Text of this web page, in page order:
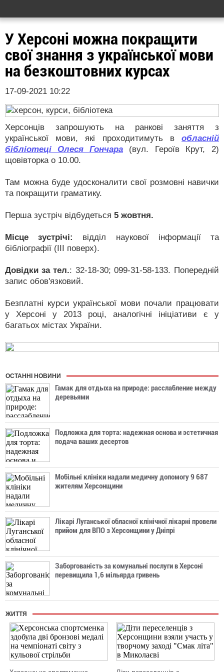
У Херсоні можна покращити
свої знання з української мови
на безкоштовних курсах
17-09-2021 10:22
Херсонців запрошують на ранкові заняття з
української мови, які проходитимуть в обласній
бібліотеці Олеся Гончара
(вул. Героїв Крут, 2)
щовівторка о 10.00.
Там можна буде удосконалити свої розмовні навички
та покращити граматику.
Перша зустріч відбудеться 5 жовтня.
Місце зустрічі:
відділ наукової інформації та
бібліографії (ІІІ поверх).
Довідки за тел.: 32-18-30; 099-31-58-133. Попередній
запис обов'язковий.
Безплатні курси української мови почали працювати
у Херсоні у 2013 році, аналогічні ініціативи є у
багатьох містах України.
ОСТАННІ НОВИНИ
Гамак для отдыха на природе: расслабление между
деревьями
Подложка для торта: надежная основа и эстетичная
подача ваших десертов
Мобільні клініки надали медичну допомогу 9 687
жителям Херсонщини
Лікарі Луганської обласної клінічної лікарні провели
прийом для ВПО з Херсонщини у Дніпрі
Заборгованість за комунальні послуги в Херсоні
перевищила 1,6 мільярда гривень
ЖИТТЯ